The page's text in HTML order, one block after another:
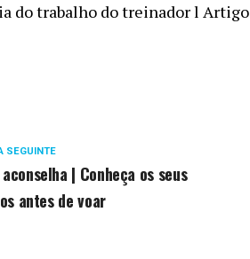
do trabalho do treinador l Artigo
SEGUINTE
aconselha | Conheça os seus
antes de voar